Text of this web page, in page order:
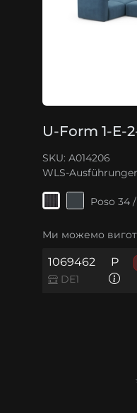
U-Form 1-E-
SKU: A014206
WLS-
Poso 34
Ми можемо
1069462
DE1
P